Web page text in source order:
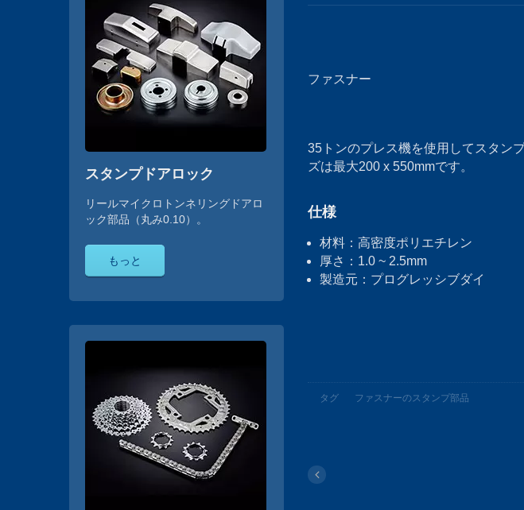
スタンプドアロック
リールマイクロトンネリングドアロ
ック部品（丸み0.10）。
もっと
ファスナー
35トンのプレス機を使用してスタン
ズは最大200 x 550mmです。
仕様
材料：高密度ポリエチレン
厚さ：1.0 ~ 2.5mm
製造元：プログレッシブダイ
タグ ファスナーのスタンプ部品